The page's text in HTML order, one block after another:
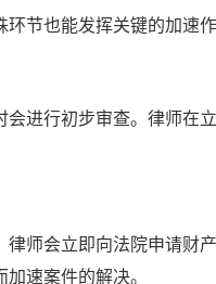
节也能发挥关键的加速作
进行初步审查。律师
师会立即向法院申请财
速案件的解决。